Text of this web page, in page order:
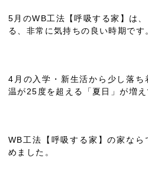
5月のWB工法【呼吸する家】は
る、非常に気持ちの良い時期です
4月の入学・新生活から少し落
温が25度を超える「夏日」が増え
WB工法【呼吸する家】の家なら
めました。